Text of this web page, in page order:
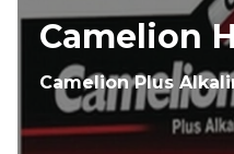
Camelion
Camelion Plus